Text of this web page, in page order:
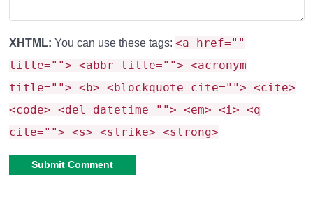
XHTML: You can use these tags: <a href=""
title=""> <abbr title=""> <acronym
title=""> <b> <blockquote cite=""> <cite>
<code> <del datetime=""> <em> <i> <q
cite=""> <s> <strike> <strong>